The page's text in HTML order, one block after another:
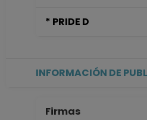
* PRIDE D
INFORMACIÓN DE
Firmas